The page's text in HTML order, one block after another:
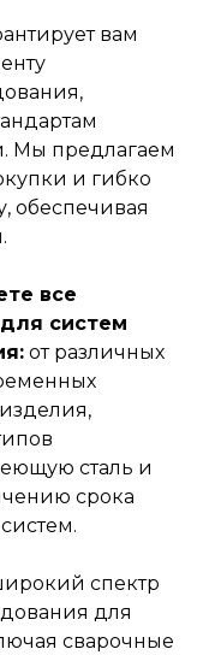
вам
Мы предлагаем
и гибко
обеспечивая
все
систем
от различных
сталь и
срока
спектр
для
сварочные